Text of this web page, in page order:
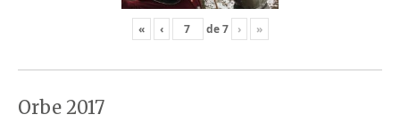
« ‹ de7 › »
Orbe 2017